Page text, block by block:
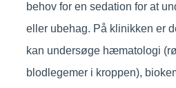
behov for en sedation for at
eller ubehag. På klinikken er
kan undersøge hæmatologi
blodlegemer i kroppen),